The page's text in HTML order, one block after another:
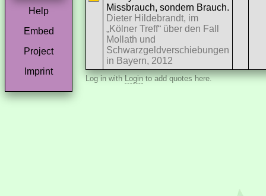
Help
Embed
Project
Imprint
Missbrauch, sondern Brauch.
Dieter Hildebrandt, im
„Kölner Treff“ über den Fall
Mollath und
Schwarzgeldverschiebungen
in Bayern, 2012
Log in withLoginto add quotes here.